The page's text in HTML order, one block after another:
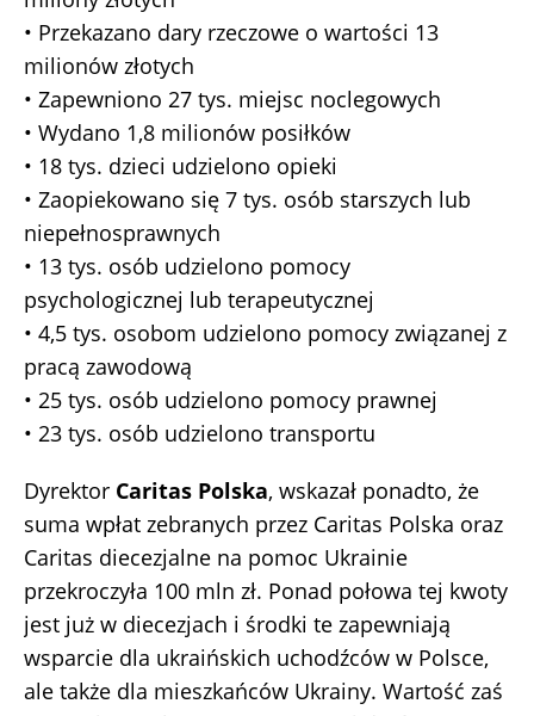
• Przekazano dary rzeczowe o wartości 13
milionów złotych
• Zapewniono 27 tys. miejsc noclegowych
• Wydano 1,8 milionów posiłków
• 18 tys. dzieci udzielono opieki
• Zaopiekowano się 7 tys. osób starszych lub
niepełnosprawnych
• 13 tys. osób udzielono pomocy
psychologicznej lub terapeutycznej
• 4,5 tys. osobom udzielono pomocy związanej z
pracą zawodową
• 25 tys. osób udzielono pomocy prawnej
• 23 tys. osób udzielono transportu
Dyrektor Caritas Polska, wskazał ponadto, że
suma wpłat zebranych przez Caritas Polska oraz
Caritas diecezjalne na pomoc Ukrainie
przekroczyła 100 mln zł. Ponad połowa tej kwoty
jest już w diecezjach i środki te zapewniają
wsparcie dla ukraińskich uchodźców w Polsce,
ale także dla mieszkańców Ukrainy. Wartość zaś